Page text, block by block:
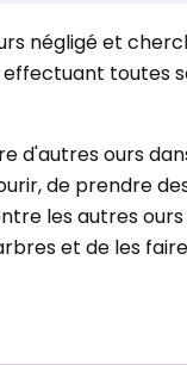
négligé et
toutes
d'autres ours
de prendre
les autres
et de les